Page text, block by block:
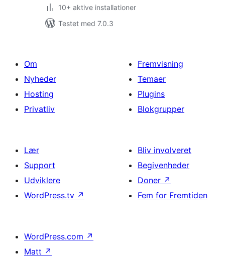
10+ aktive installationer
Testet med 7.0.3
Om
Nyheder
Hosting
Privatliv
Fremvisning
Temaer
Plugins
Blokgrupper
Lær
Support
Udviklere
WordPress.tv ↗
Bliv involveret
Begivenheder
Doner ↗
Fem for Fremtiden
WordPress.com ↗
Matt ↗